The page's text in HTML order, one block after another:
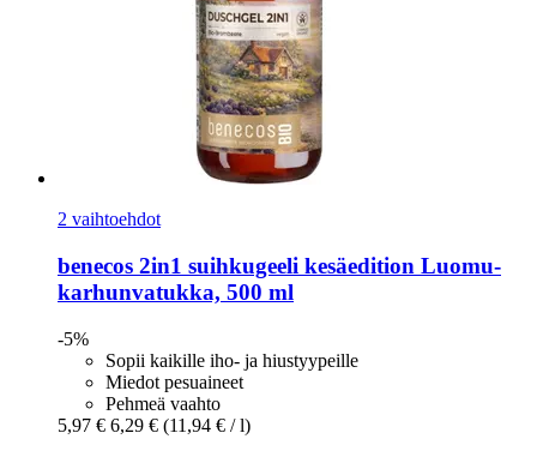
2 vaihtoehdot
benecos 2in1 suihkugeeli kesäedition Luomu-​
karhunvatukka, 500 ml
-5%
Sopii kaikille iho- ja hiustyypeille
Miedot pesuaineet
Pehmeä vaahto
5,97 € 6,29 € (11,94 € / l)